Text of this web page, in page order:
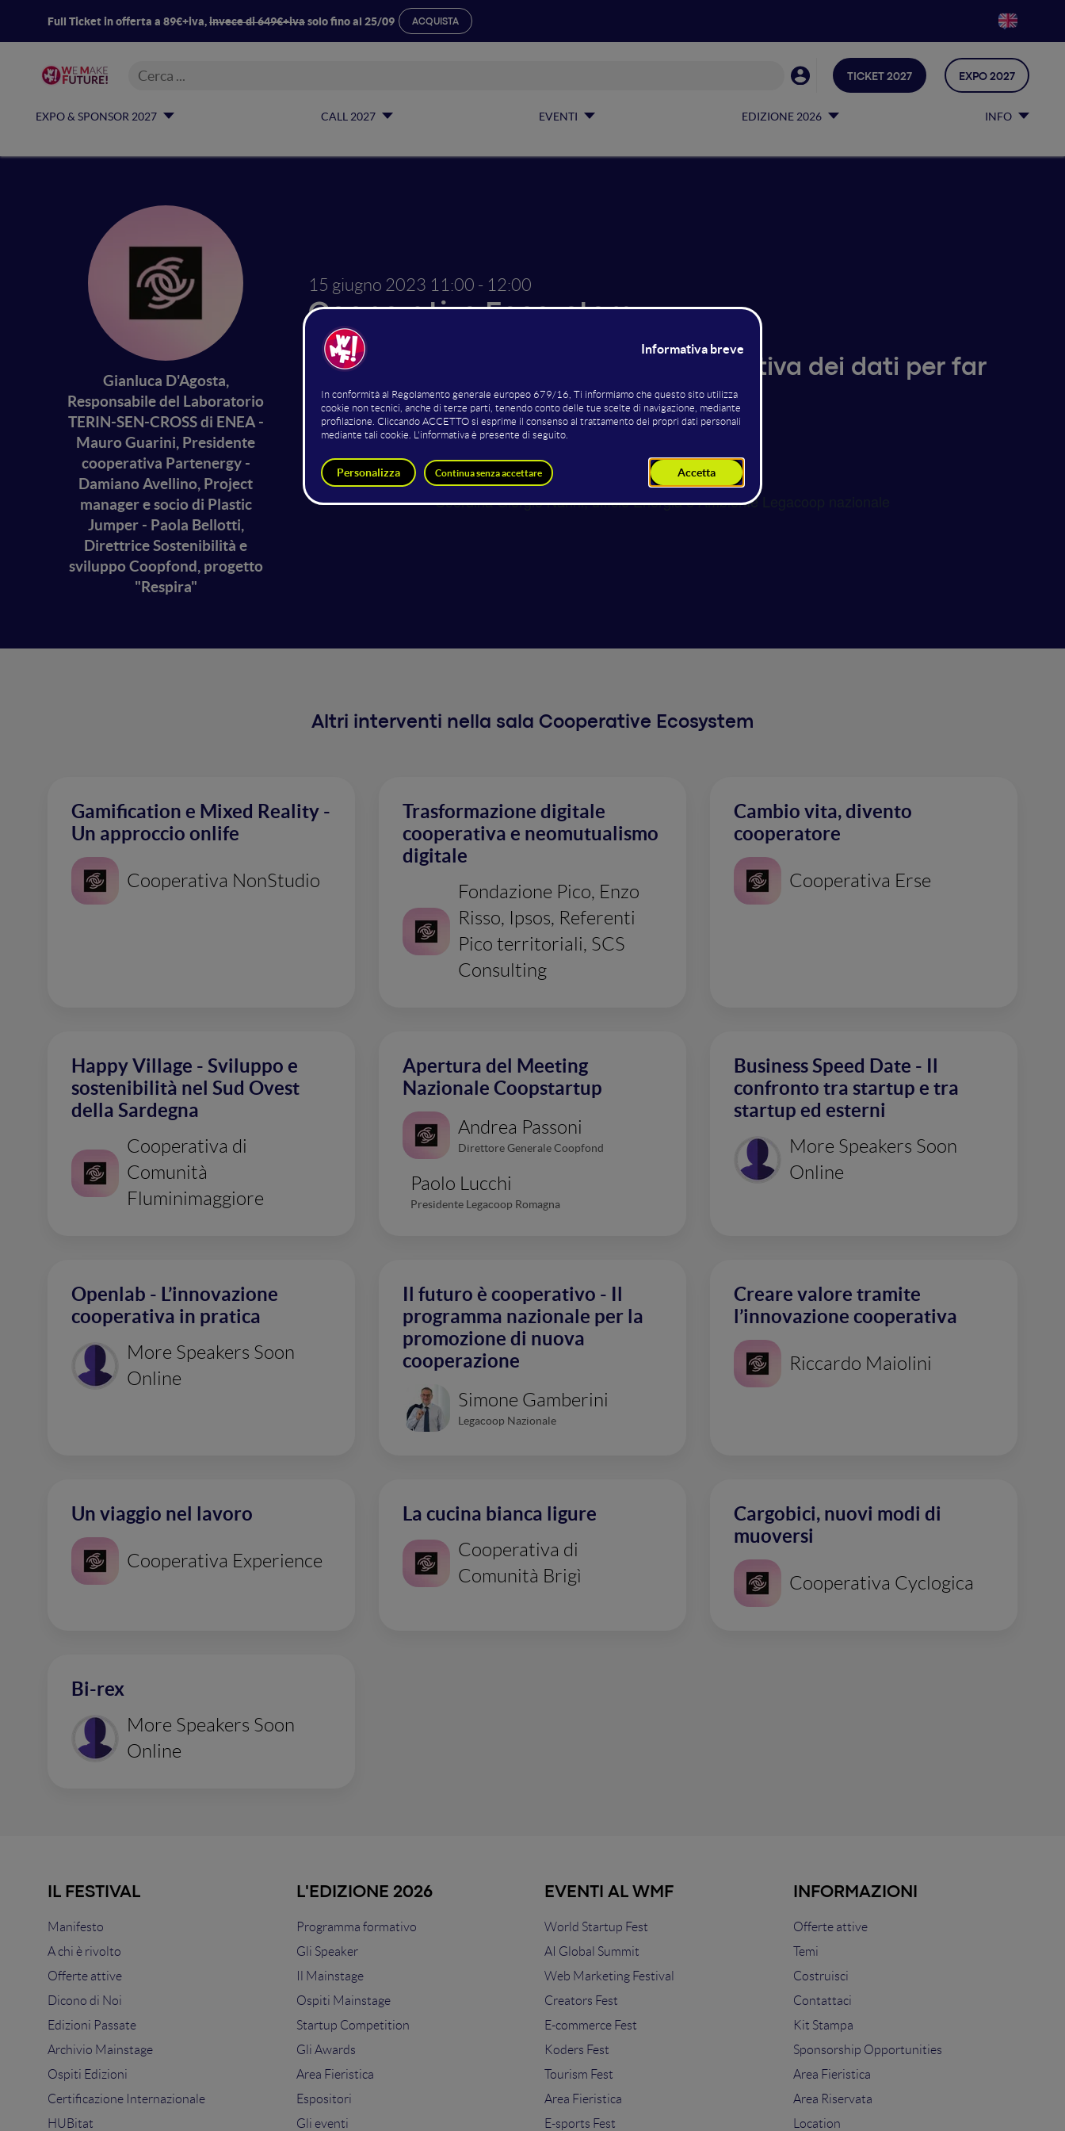
Full Ticket in offerta a 89€+iva,invece di 649€+ivasolo fino al 25/09 ACQUISTA
EXPO & SPONSOR 2027 CALL 2027 EVENTI EDIZIONE 2026 INFO
TICKET 2027 EXPO 2027
Gianluca D'Agosta,
Responsabile del Laboratorio
TERIN-SEN-CROSS di ENEA -
Mauro Guarini, Presidente
cooperativa Partenergy -
Damiano Avellino, Project
manager e socio di Plastic
Jumper - Paola Bellotti,
Direttrice Sostenibilità e
sviluppo Coopfond, progetto
"Respira"
15 giugno 2023 11:00 - 12:00
Cooperative Ecosystem
Twin transition - La gestione cooperativa dei dati per far
crescere le comunità energetiche
Tavola rotonda
Coordina Giorgio Nanni, ufficio Energia e Ambiente Legacoop nazionale
Altri interventi nella sala Cooperative Ecosystem
Gamification e Mixed Reality -
Un approccio onlife
Cooperativa NonStudio
Trasformazione digitale
cooperativa e neomutualismo
digitale
Fondazione Pico, Enzo
Risso, Ipsos, Referenti
Pico territoriali, SCS
Consulting
Cambio vita, divento
cooperatore
Cooperativa Erse
Happy Village - Sviluppo e
sostenibilità nel Sud Ovest
della Sardegna
Cooperativa di
Comunità
Fluminimaggiore
Apertura del Meeting
Nazionale Coopstartup
Andrea Passoni
Direttore Generale Coopfond
Paolo Lucchi
Presidente Legacoop Romagna
Business Speed Date - Il
confronto tra startup e tra
startup ed esterni
More Speakers Soon
Online
Openlab - L’innovazione
cooperativa in pratica
More Speakers Soon
Online
Il futuro è cooperativo - Il
programma nazionale per la
promozione di nuova
cooperazione
Simone Gamberini
Legacoop Nazionale
Creare valore tramite
l’innovazione cooperativa
Riccardo Maiolini
Un viaggio nel lavoro
Cooperativa Experience
La cucina bianca ligure
Cooperativa di
Comunità Brigì
Cargobici, nuovi modi di
muoversi
Cooperativa Cyclogica
Bi-rex
More Speakers Soon
Online
IL FESTIVAL
Manifesto
A chi è rivolto
Offerte attive
Dicono di Noi
Edizioni Passate
Archivio Mainstage
Ospiti Edizioni
Certificazione Internazionale
HUBitat
L'EDIZIONE 2026
Programma formativo
Gli Speaker
Il Mainstage
Ospiti Mainstage
Startup Competition
Gli Awards
Area Fieristica
Espositori
Gli eventi
EVENTI AL WMF
World Startup Fest
AI Global Summit
Web Marketing Festival
Creators Fest
E-commerce Fest
Koders Fest
Tourism Fest
Area Fieristica
E-sports Fest
INFORMAZIONI
Offerte attive
Temi
Costruisci
Contattaci
Kit Stampa
Sponsorship Opportunities
Area Fieristica
Area Riservata
Location